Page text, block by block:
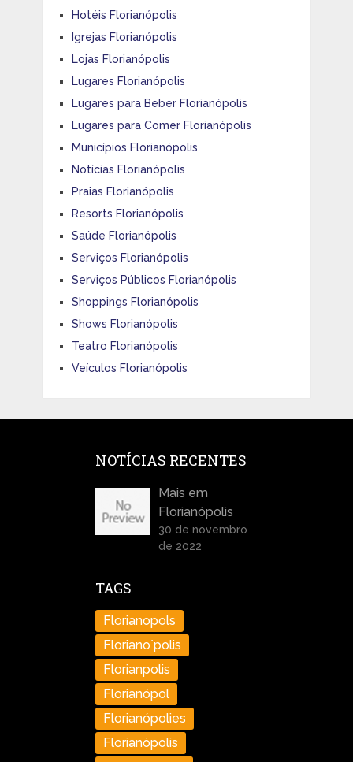
Hotéis Florianópolis
Igrejas Florianópolis
Lojas Florianópolis
Lugares Florianópolis
Lugares para Beber Florianópolis
Lugares para Comer Florianópolis
Municípios Florianópolis
Notícias Florianópolis
Praias Florianópolis
Resorts Florianópolis
Saúde Florianópolis
Serviços Florianópolis
Serviços Públicos Florianópolis
Shoppings Florianópolis
Shows Florianópolis
Teatro Florianópolis
Veículos Florianópolis
NOTÍCIAS RECENTES
Mais em
Florianópolis
30 de novembro
de 2022
TAGS
Florianopols
Floriano´polis
Florianpolis
Florianópol
Florianópolies
Florianópolis